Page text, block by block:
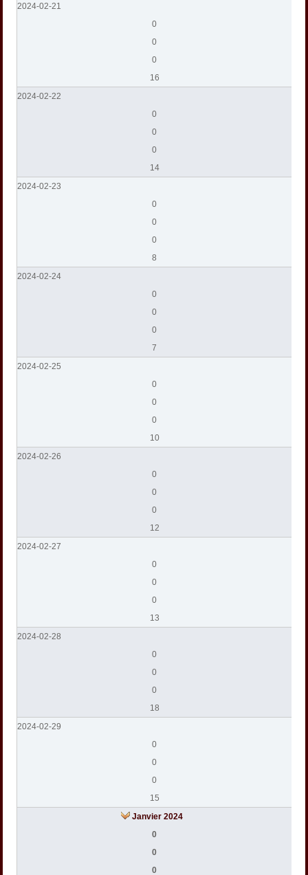
2024-02-21
0
0
0
16
2024-02-22
0
0
0
14
2024-02-23
0
0
0
8
2024-02-24
0
0
0
7
2024-02-25
0
0
0
10
2024-02-26
0
0
0
12
2024-02-27
0
0
0
13
2024-02-28
0
0
0
18
2024-02-29
0
0
0
15
Janvier 2024
0
0
0